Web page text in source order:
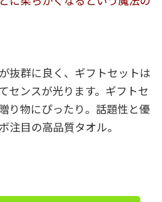
抜群に良く、ギフトセットは
センスが光ります。ギフトセ
り物にぴったり。話題性と優
注目の高品質タオル。